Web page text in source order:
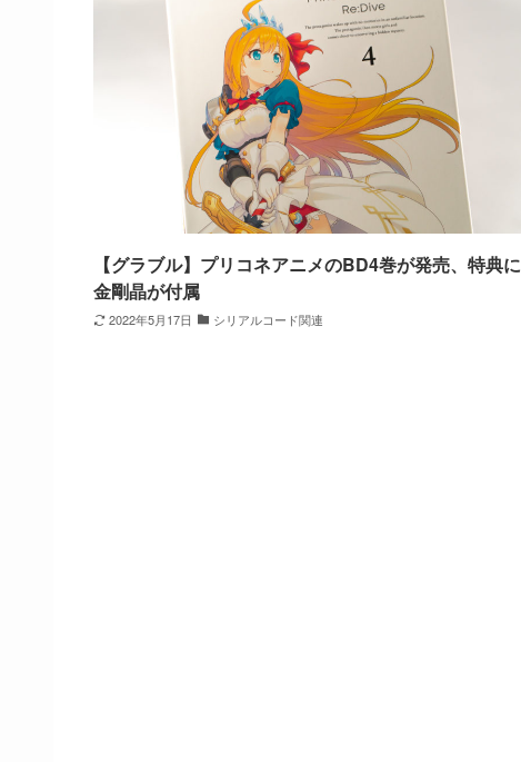
【グラブル】プリコネアニメのBD4巻が発売、特典に
金剛晶が付属
2022年5月17日 シリアルコード関連